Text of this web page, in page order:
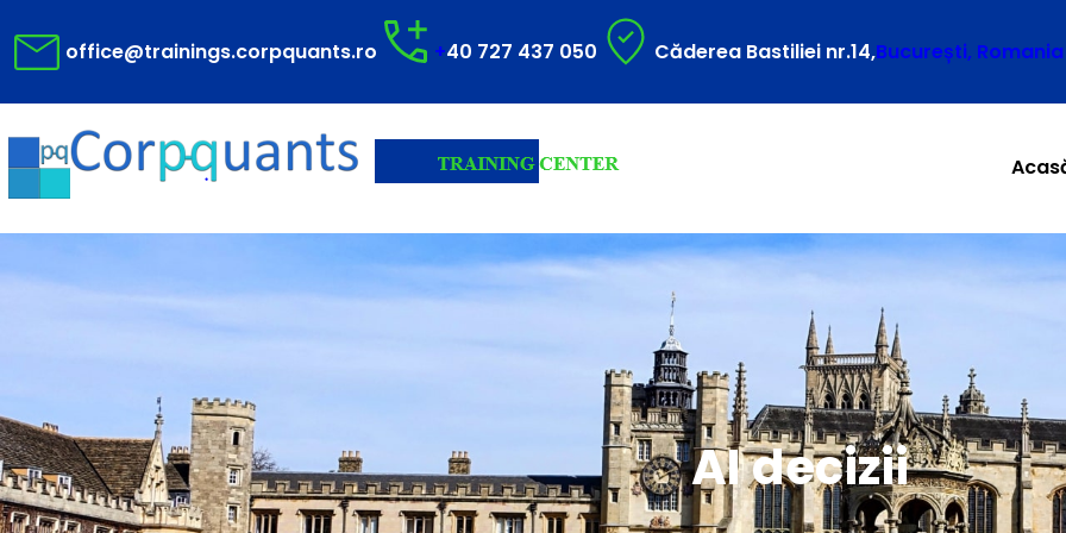
office@trainings.corpquants.ro +40 727 437 050 Căderea Bastiliei nr.14,București, Romania
AI decizii